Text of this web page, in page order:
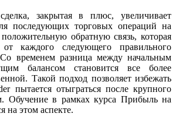
закрытая в плюс, увеличивает
последующих торговых операций на
обратную связь, которая
каждого следующего правильного
временем разница между начальным
балансом становится все более
Такой подход позволяет избежать
пытается отыграться после крупного
Обучение в рамках курса Прибыль на
на этом аспекте.